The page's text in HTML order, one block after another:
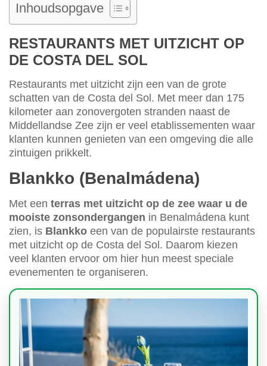
Inhoudsopgave
RESTAURANTS MET UITZICHT OP
DE COSTA DEL SOL
Restaurants met uitzicht zijn een van de grote
schatten van de Costa del Sol. Met meer dan 175
kilometer aan zonovergoten stranden naast de
Middellandse Zee zijn er veel etablissementen waar
klanten kunnen genieten van een omgeving die alle
zintuigen prikkelt.
Blankko (Benalmádena)
Met een terras met uitzicht op de zee waar u de
mooiste zonsondergangen in Benalmádena kunt
zien, is Blankko een van de populairste restaurants
met uitzicht op de Costa del Sol. Daarom kiezen
veel klanten ervoor om hier hun meest speciale
evenementen te organiseren.